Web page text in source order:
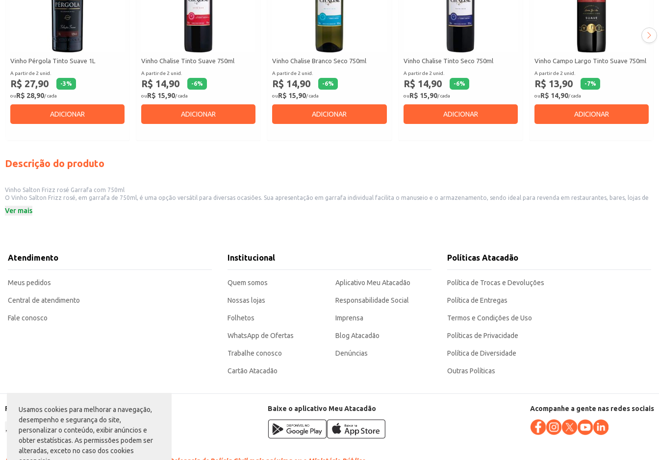
Usamos cookies para melhorar a navegação,
desempenho e segurança do site,
personalizar o conteúdo, exibir anúncios e
obter estatísticas. As permissões podem ser
alteradas, exceto no caso dos cookies
Vinho Pérgola Tinto Suave 1L
A partir de 2 unid.
R$ 27,90 -3%
ouR$ 28,90/ cada
ADICIONAR
Vinho Chalise Tinto Suave 750ml
A partir de 2 unid.
R$ 14,90 -6%
ouR$ 15,90/ cada
ADICIONAR
Vinho Chalise Branco Seco 750ml
A partir de 2 unid.
R$ 14,90 -6%
ouR$ 15,90/ cada
ADICIONAR
Vinho Chalise Tinto Seco 750ml
A partir de 2 unid.
R$ 14,90 -6%
ouR$ 15,90/ cada
ADICIONAR
Vinho Campo Largo Tinto Suave 750ml
A partir de 2 unid.
R$ 13,90 -7%
ouR$ 14,90/ cada
ADICIONAR
Descrição do produto
Vinho Salton Frizz rosé Garrafa com 750ml
O Vinho Salton Frizz rosé, em garrafa de 750ml, é uma opção versátil para diversas ocasiões. Sua apresentação em garrafa individual facilita o manuseio e o armazenamento, sendo ideal para revenda em restaurantes, bares, lojas de
Dicas de uso:
O Vinho Salton Frizz rosé oferece uma experiência de consumo agradável e equilibrada, sendo uma opção de qualidade para o seu negócio ou consumo pessoal. Sua praticidade e sabor fazem dele uma escolha eficiente e atrativa.
Marca: Salton
Departamento: Bebidas
Conteúdo: 750ml
Ver mais
Atendimento
Meus pedidos
Central de atendimento
Fale conosco
Institucional
Quem somos
Nossas lojas
Folhetos
WhatsApp de Ofertas
Trabalhe conosco
Cartão Atacadão
Aplicativo Meu Atacadão
Responsabilidade Social
Imprensa
Blog Atacadão
Denúncias
Políticas Atacadão
Política de Trocas e Devoluções
Política de Entregas
Termos e Condições de Uso
Políticas de Privacidade
Política de Diversidade
Outras Políticas
Formas de pagamento Baixe o aplicativo Meu Atacadão Acompanhe a gente nas redes sociais